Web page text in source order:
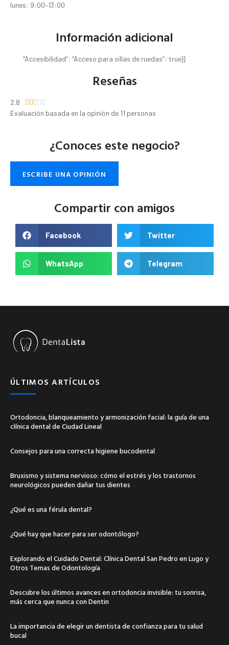
lunes: 9:00–13:00
Información adicional
“Accesibilidad”: “Acceso para sillas de ruedas”: true}}
Reseñas
2.8     
Evaluación basada en la opinión de 11 personas
¿Conoces este negocio?
ESCRIBE UNA OPINIÓN
Compartir con amigos
Facebook Twitter
WhatsApp Telegram
ÚLTIMOS ARTÍCULOS
Ortodoncia, blanqueamiento y armonización facial: la guía de una
clínica dental de Ciudad Lineal
Consejos para una correcta higiene bucodental
Bruxismo y sistema nervioso: cómo el estrés y los trastornos
neurológicos pueden dañar tus dientes
¿Qué es una férula dental?
¿Qué hay que hacer para ser odontólogo?
Explorando el Cuidado Dental: Clínica Dental San Pedro en Lugo y
Otros Temas de Odontología
Descubre los últimos avances en ortodoncia invisible: tu sonrisa,
más cerca que nunca con Dentin
La importancia de elegir un dentista de confianza para tu salud
bucal